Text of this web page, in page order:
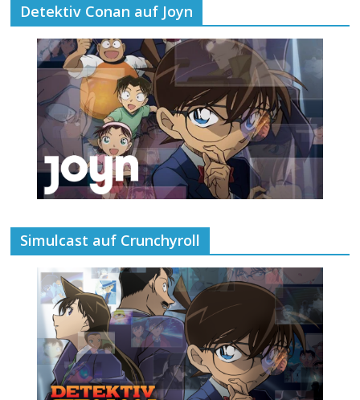
Detektiv Conan auf Joyn
Simulcast auf Crunchyroll